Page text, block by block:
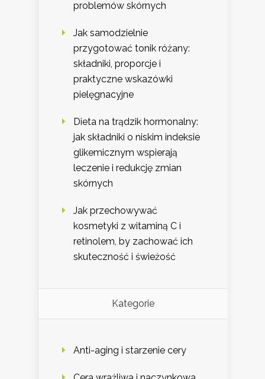
problemów skórnych
Jak samodzielnie
przygotować tonik różany:
składniki, proporcje i
praktyczne wskazówki
pielęgnacyjne
Dieta na trądzik hormonalny:
jak składniki o niskim indeksie
glikemicznym wspierają
leczenie i redukcję zmian
skórnych
Jak przechowywać
kosmetyki z witaminą C i
retinolem, by zachować ich
skuteczność i świeżość
Kategorie
Anti-aging i starzenie cery